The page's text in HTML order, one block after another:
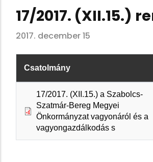
17/2017. (XII.15.)
2017. december 15
Csatolmány
17/2017. (XII.15.) a Szabolcs-
Szatmár-Bereg Megyei
Önkormányzat vagyonáról és a
vagyongazdálkodás s